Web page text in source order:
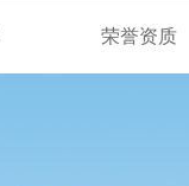
荣誉资质